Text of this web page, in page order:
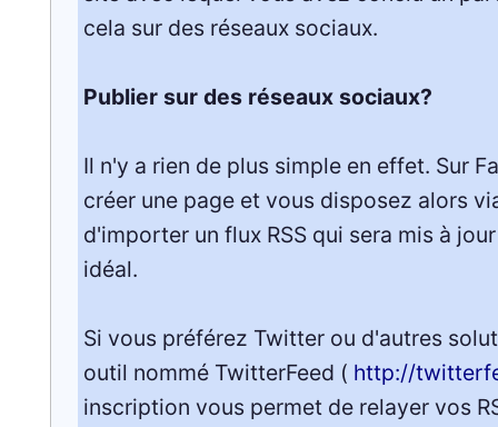
cela sur des réseaux sociaux.
Publier sur des réseaux sociaux?
Il n'y a rien de plus simple en effet. Sur
créer une page et vous disposez alors
d'importer un flux RSS qui sera mis à
idéal.
Si vous préférez Twitter ou d'autres
outil nommé TwitterFeed ( http://
inscription vous permet de relayer vos